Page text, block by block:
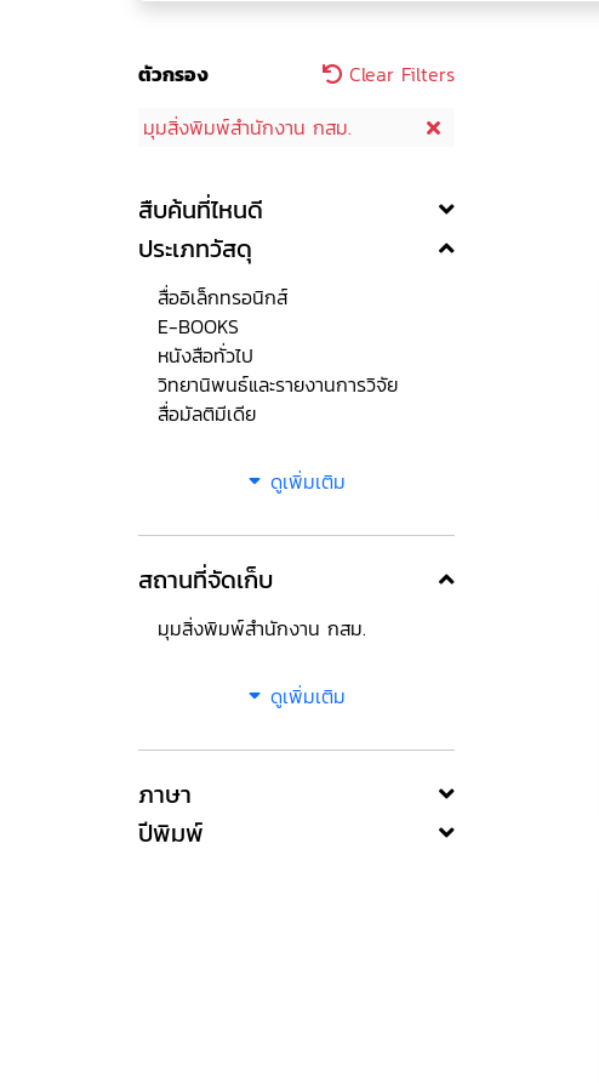
ตัวกรอง
Clear Filters
มุมสิ่งพิมพ์สำนักงาน กสม.
สืบค้นที่ไหนดี
ประเภทวัสดุ
สื่ออิเล็กทรอนิกส์
E-BOOKS
หนังสือทั่วไป
วิทยานิพนธ์และรายงานการวิจัย
สื่อมัลติมีเดีย
ดูเพิ่มเติม
สถานที่จัดเก็บ
มุมสิ่งพิมพ์สำนักงาน กสม.
ดูเพิ่มเติม
ภาษา
ปีพิมพ์